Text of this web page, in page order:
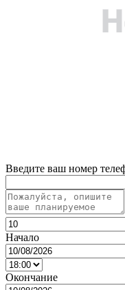
Введите ваш номер
Начало
Окончание